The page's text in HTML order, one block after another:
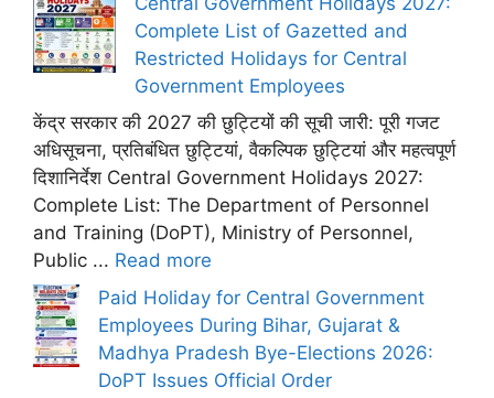
Complete List of Gazetted and
Restricted Holidays for Central
Government Employees
केंद्र सरकार की 2027 की छुट्टियों की सूची जारी: पूरी गजट
अधिसूचना, प्रतिबंधित छुट्टियां, वैकल्पिक छुट्टियां और महत्वपूर्ण
दिशानिर्देश Central Government Holidays 2027:
Complete List: The Department of Personnel
and Training (DoPT), Ministry of Personnel,
Public ... Read more
Paid Holiday for Central Government
Employees During Bihar, Gujarat &
Madhya Pradesh Bye-Elections 2026:
DoPT Issues Official Order